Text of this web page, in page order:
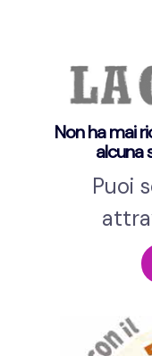
Non ha mai
alcuna
Puoi